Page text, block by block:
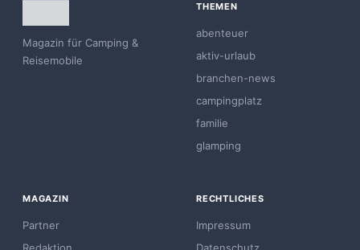
Magazin für Camping &
Reisemobile
THEMEN
abenteuer
aktiv-urlaub
branchen-news
campingplatz
familie
glamping
MAGAZIN
Partner
RECHTLICHES
Impressum